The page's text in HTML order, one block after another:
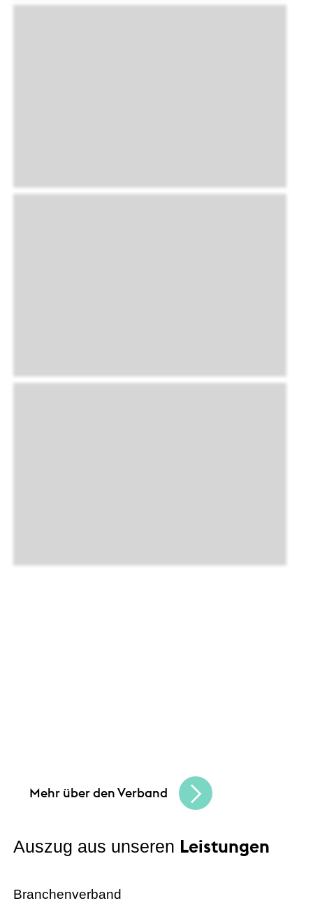
Mehr über den Verband
Auszug aus unseren Leistungen
Branchenverband